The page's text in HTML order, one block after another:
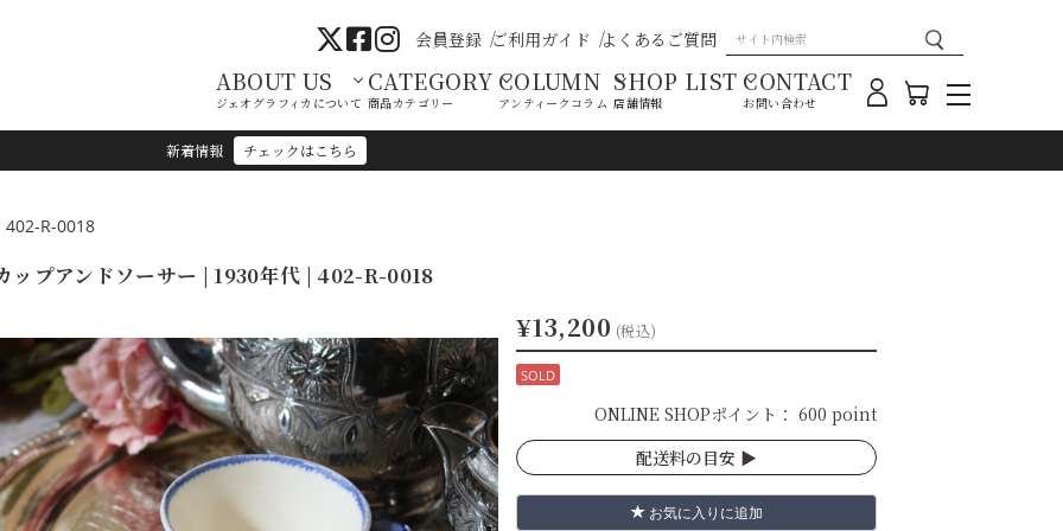
新着情報 チェックはこちら
会員登録 ご利用ガイド よくあるご質問
ABOUT US
ジェオグラフィカについて
CATEGORY
商品カテゴリー
COLUMN
アンティークコラム
SHOP LIST
店舗情報
CONTACT
お問い合わせ
R-0018
ップアンドソーサー | 1930年代 | 402-R-0018
¥13,200 (税込)
SOLD
ONLINE SHOPポイント： 600 point
配送料の目安 ▶︎
お気に入りに追加